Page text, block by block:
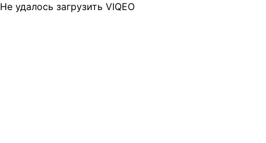
Не удалось загрузить VIQEO